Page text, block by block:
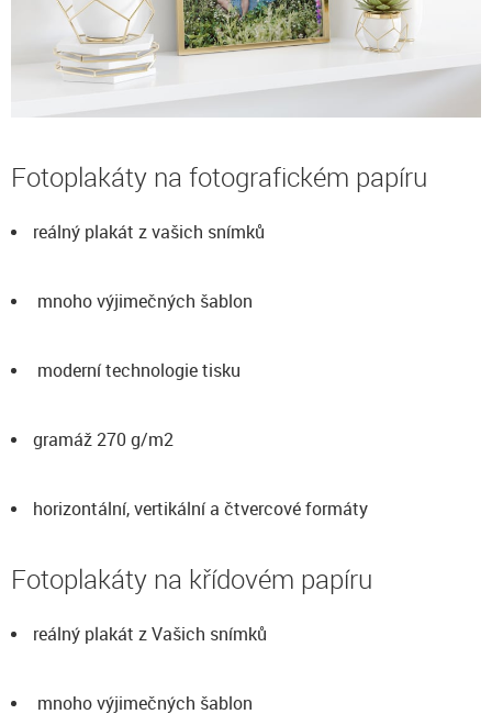
Fotoplakáty na fotografickém papíru
reálný plakát z vašich snímků
mnoho výjimečných šablon
moderní technologie tisku
gramáž 270 g/m2
horizontální, vertikální a čtvercové formáty
Fotoplakáty na křídovém papíru
reálný plakát z Vašich snímků
mnoho výjimečných šablon